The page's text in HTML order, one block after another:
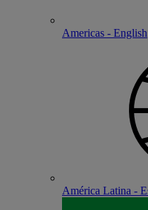
Americas - English
América Latina -